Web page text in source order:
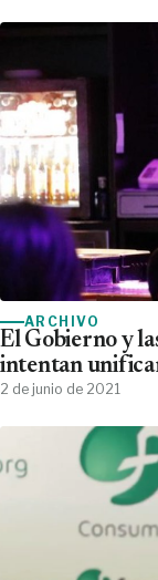
ARCHIVO
El Gobierno y
intentan
2 de junio de 2021